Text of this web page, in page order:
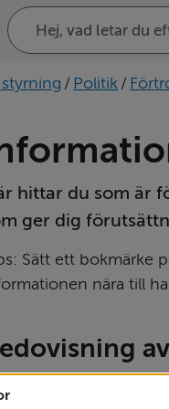
Sök
på
webbplatsen
/ Politik /
hittar du som är
ger dig
Sätt ett bokmärke
nära till
1 mars och 30
kommunalt